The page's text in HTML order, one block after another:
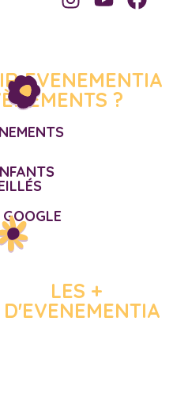
EVENEMENTIA
?
LES +
D'EVENEMENTIA